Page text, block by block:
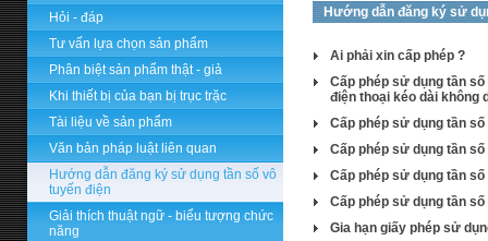
Hỏi - đáp
Tư vấn lựa chọn sản phẩm
Phân biệt sản phẩm thật - giả
Khi thiết bị của bạn bị trục trặc
Tài liệu về sản phẩm
Văn bản pháp luật liên quan
Hướng dẫn đăng ký sử dụng tần số vô
tuyến điện
Giải thích thuật ngữ - biểu tượng chức
năng
Hướng dẫn đăng ký sử
Ai phải xin cấp phép ?
Cấp phép sử dụng tần
điện thoại kéo dài không
Cấp phép sử dụng tần
Cấp phép sử dụng tần
Cấp phép sử dụng tần
Cấp phép sử dụng tần
Gia hạn giấy phép sử